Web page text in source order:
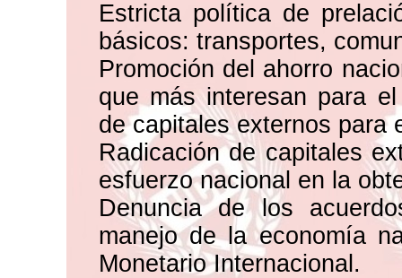
Estricta política de
básicos: transportes,
Promoción del ahorro
que más interesan para
de capitales externos para
Radicación de capitales
esfuerzo nacional en la
Denuncia de los
manejo de la economía
Monetario Internacional.